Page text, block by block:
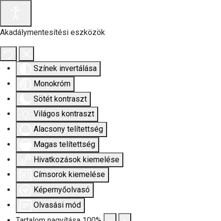
Akadálymentesítési eszközök
Színek invertálása
Monokróm
Sötét kontraszt
Világos kontraszt
Alacsony telítettség
Magas telítettség
Hivatkozások kiemelése
Címsorok kiemelése
Képernyőolvasó
Olvasási mód